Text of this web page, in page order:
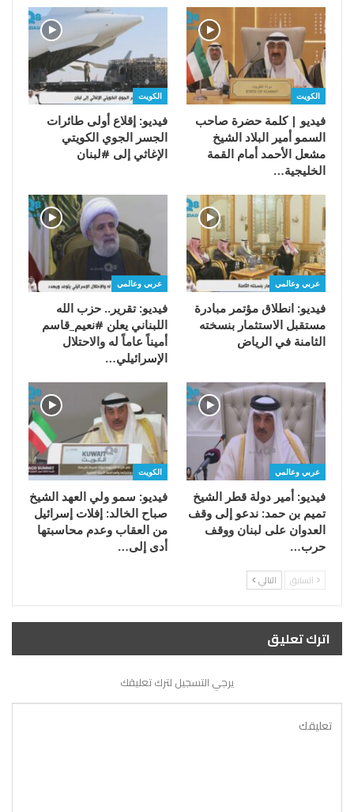
الكويت
فيديو | كلمة حضرة صاحب
السمو أمير البلاد الشيخ
مشعل الأحمد أمام القمة
الخليجية…
الكويت
فيديو: إقلاع أولى طائرات
الجسر الجوي الكويتي
الإغاثي إلى #لبنان
عربي وعالمي
فيديو: انطلاق مؤتمر مبادرة
مستقبل الاستثمار بنسخته
الثامنة في الرياض
عربي وعالمي
فيديو: تقرير.. حزب الله
اللبناني يعلن #نعيم_قاسم
أميناً عاماً له والاحتلال
الإسرائيلي…
عربي وعالمي
فيديو: أمير دولة قطر الشيخ
تميم بن حمد: ندعو إلى وقف
العدوان على لبنان ووقف
حرب…
الكويت
فيديو: سمو ولي العهد الشيخ
صباح الخالد: إفلات إسرائيل
من العقاب وعدم محاسبتها
أدى إلى…
السابق التالي
اترك تعليق
يرجي التسجيل لترك تعليقك